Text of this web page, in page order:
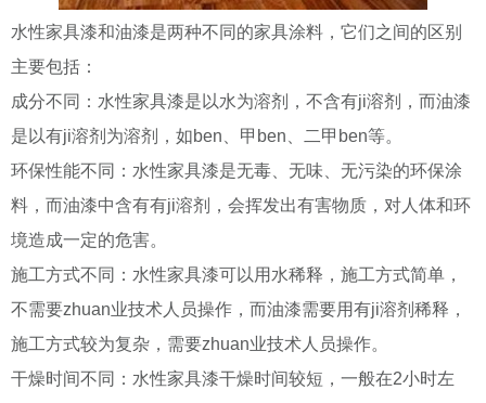
水性家具漆和油漆是两种不同的家具涂料，它们之间的区别
主要包括：
成分不同：水性家具漆是以水为溶剂，不含有ji溶剂，而油漆
是以有ji溶剂为溶剂，如ben、甲ben、二甲ben等。
环保性能不同：水性家具漆是无毒、无味、无污染的环保涂
料，而油漆中含有有ji溶剂，会挥发出有害物质，对人体和环
境造成一定的危害。
施工方式不同：水性家具漆可以用水稀释，施工方式简单，
不需要zhuan业技术人员操作，而油漆需要用有ji溶剂稀释，
施工方式较为复杂，需要zhuan业技术人员操作。
干燥时间不同：水性家具漆干燥时间较短，一般在2小时左